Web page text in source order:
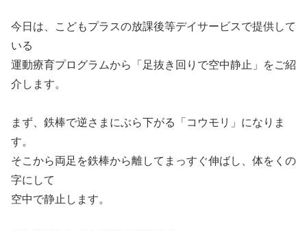
今日は、こどもプラスの放課後等デイサービスで提供して
いる
運動療育プログラムから「足抜き回りで空中静止」をご紹
介します。
まず、鉄棒で逆さまにぶら下がる「コウモリ」になりま
す。
そこから両足を鉄棒から離してまっすぐ伸ばし、体をくの
字にして
空中で静止します。